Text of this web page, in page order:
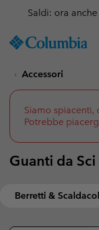
TO
SKIP
NAV
TO
SEARCH
Saldi: ora
Accessori
Siamo spiacenti,
Potrebbe
Guanti da
Berretti &